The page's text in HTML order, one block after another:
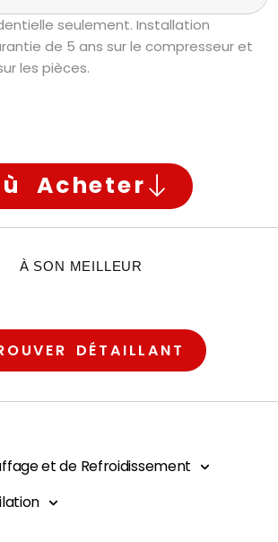
seulement. Installation
de 5 ans sur le compresseur et
les pièces.
Acheter
À SON MEILLEUR
DÉTAILLANT
et de Refroidissement